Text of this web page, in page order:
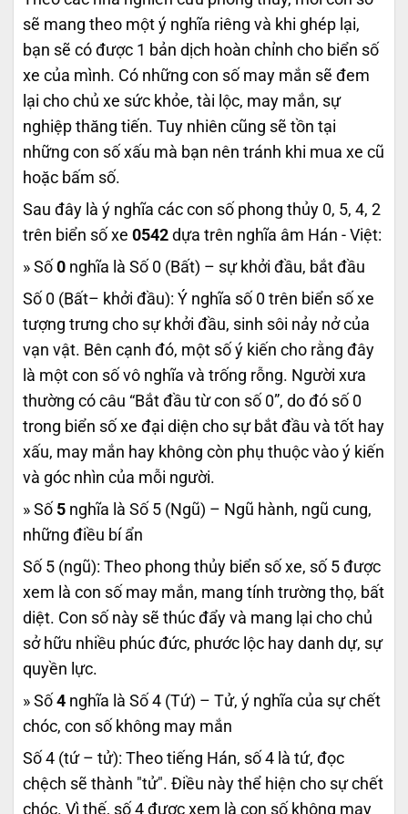
sẽ mang theo một ý nghĩa riêng và khi ghép lại,
bạn sẽ có được 1 bản dịch hoàn chỉnh cho biển số
xe của mình. Có những con số may mắn sẽ đem
lại cho chủ xe sức khỏe, tài lộc, may mắn, sự
nghiệp thăng tiến. Tuy nhiên cũng sẽ tồn tại
những con số xấu mà bạn nên tránh khi mua xe cũ
hoặc bấm số.
Sau đây là ý nghĩa các con số phong thủy 0, 5, 4, 2
trên biển số xe 0542 dựa trên nghĩa âm Hán - Việt:
» Số 0 nghĩa là Số 0 (Bất) – sự khởi đầu, bắt đầu
Số 0 (Bất– khởi đầu): Ý nghĩa số 0 trên biển số xe
tượng trưng cho sự khởi đầu, sinh sôi nảy nở của
vạn vật. Bên cạnh đó, một số ý kiến cho rằng đây
là một con số vô nghĩa và trống rỗng. Người xưa
thường có câu “Bắt đầu từ con số 0”, do đó số 0
trong biển số xe đại diện cho sự bắt đầu và tốt hay
xấu, may mắn hay không còn phụ thuộc vào ý kiến
và góc nhìn của mỗi người.
» Số 5 nghĩa là Số 5 (Ngũ) – Ngũ hành, ngũ cung,
những điều bí ẩn
Số 5 (ngũ): Theo phong thủy biển số xe, số 5 được
xem là con số may mắn, mang tính trường thọ, bất
diệt. Con số này sẽ thúc đẩy và mang lại cho chủ
sở hữu nhiều phúc đức, phước lộc hay danh dự, sự
quyền lực.
» Số 4 nghĩa là Số 4 (Tứ) – Tử, ý nghĩa của sự chết
chóc, con số không may mắn
Số 4 (tứ – tử): Theo tiếng Hán, số 4 là tứ, đọc
chệch sẽ thành "tử". Điều này thể hiện cho sự chết
chóc. Vì thế, số 4 được xem là con số không may